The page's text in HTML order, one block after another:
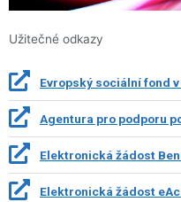
Užitečné odkazy
Evropský sociální fond v
Agentura pro podporu
Elektronická žádost
Elektronická žádost